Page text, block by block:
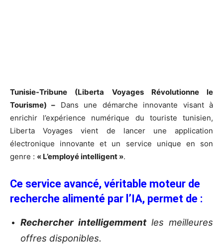
Tunisie-Tribune (Liberta Voyages Révolutionne le
Tourisme) – Dans une démarche innovante visant à
enrichir l’expérience numérique du touriste tunisien,
Liberta Voyages vient de lancer une application
électronique innovante et un service unique en son
genre : « L’employé intelligent ».
Ce service avancé, véritable moteur de
recherche alimenté par l’IA, permet de :
Rechercher intelligemmentles meilleures
offres disponibles.